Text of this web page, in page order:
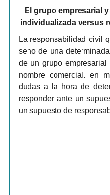
El grupo empresarial
individualizada versus
La responsabilidad civil
seno de una
de un grupo
nombre comercial, en
dudas a la hora de
responder ante un
un supuesto de